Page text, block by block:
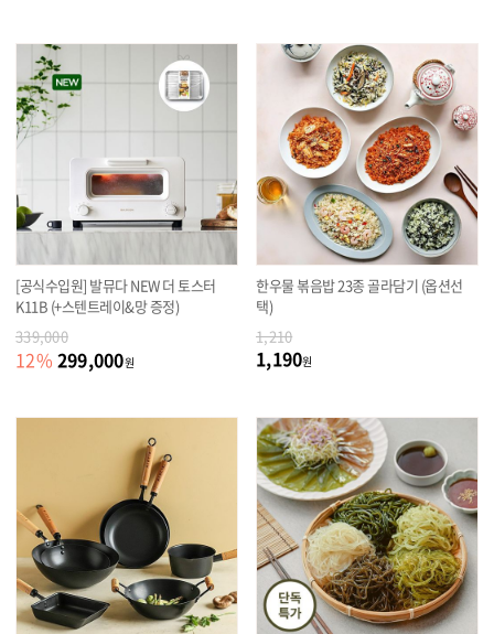
[공식수입원] 발뮤다 NEW 더 토스터
K11B (+스텐트레이&망 증정)
339,000
12% 299,000원
한우물 볶음밥 23종 골라담기 (옵션선
택)
1,210
1,190원